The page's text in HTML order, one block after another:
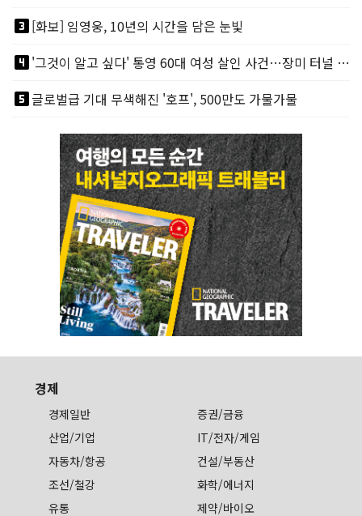
looks_3[화보] 임영웅, 10년의 시간을 담은 눈빛
looks_4
'그것이 알고 싶다' 통영 60대 여성 살인 사건…장미 터널 아래 킬러, 누구냐 넌?
looks_5글로벌급 기대 무색해진 '호프', 500만도 가물가물
경제
경제일반
증권/금융
산업/기업
IT/전자/게임
자동차/항공
건설/부동산
조선/철강
화학/에너지
유통
제약/바이오